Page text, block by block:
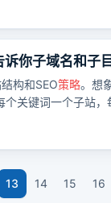
你子域名和子
构和SEO策略。想
关键词一个子站
13 14 15 16